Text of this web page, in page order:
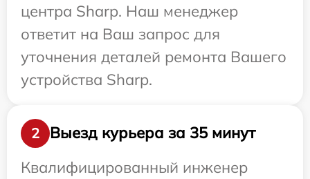
центра Sharp. Наш менеджер
ответит на Ваш запрос для
уточнения деталей ремонта Вашего
устройства Sharp.
2
Выезд курьера за 35 минут
Квалифицированный инженер